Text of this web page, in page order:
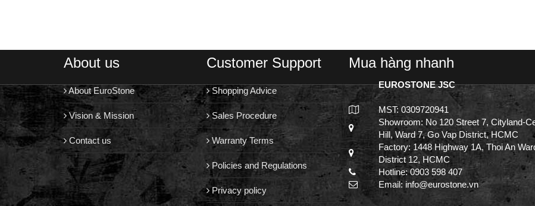
About us
About EuroStone
Vision & Mission
Contact us
Customer Support
Shopping Advice
Sales Procedure
Warranty Terms
Policies and Regulations
Privacy policy
Mua hàng nhanh
EUROSTONE JSC
MST: 0309720941
Showroom: No 120 Street 7, Cityland-
Hill, Ward 7, Go Vap District, HCMC
Factory: 1448 Highway 1A, Thoi An
District 12, HCMC
Hotline: 0903 598 407
Email: info@eurostone.vn